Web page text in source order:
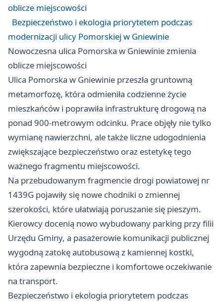
oblicze miejscowości
Bezpieczeństwo i ekologia priorytetem podczas
modernizacji ulicy Pomorskiej w Gniewinie
Nowoczesna ulica Pomorska w Gniewinie zmienia
oblicze miejscowości
Ulica Pomorska w Gniewinie przeszła gruntowną
metamorfozę, która odmieniła codzienne życie
mieszkańców i poprawiła infrastrukturę drogową na
ponad 900-metrowym odcinku. Prace objęły nie tylko
wymianę nawierzchni, ale także liczne udogodnienia
zwiększające bezpieczeństwo oraz estetykę tego
ważnego fragmentu miejscowości.
Na przebudowanym fragmencie drogi powiatowej nr
1439G pojawiły się nowe chodniki o zmiennej
szerokości, które ułatwiają poruszanie się pieszym.
Kierowcy docenią nowo wybudowany parking przy filii
Urzędu Gminy, a pasażerowie komunikacji publicznej
wygodną zatokę autobusową z kamiennej kostki,
która zapewnia bezpieczne i komfortowe oczekiwanie
na transport.
Bezpieczeństwo i ekologia priorytetem podczas